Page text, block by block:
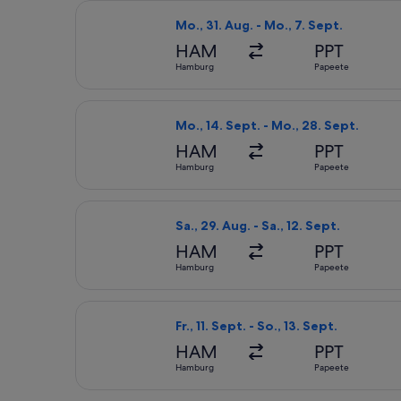
Mo., 31. Aug. - Mo., 7. Sept.
HAM
Hamburg
PPT
Papeete
Mo., 14. Sept. - Mo., 28. Sept.
HAM
Hamburg
PPT
Papeete
Sa., 29. Aug. - Sa., 12. Sept.
HAM
Hamburg
PPT
Papeete
Fr., 11. Sept. - So., 13. Sept.
HAM
Hamburg
PPT
Papeete